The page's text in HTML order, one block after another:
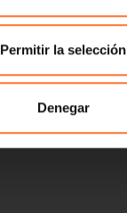
Permitir la selección
Denegar